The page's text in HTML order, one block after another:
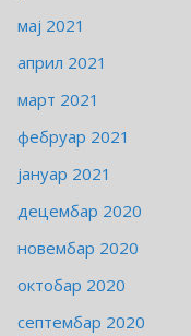
мај 2021
април 2021
март 2021
фебруар 2021
јануар 2021
децембар 2020
новембар 2020
октобар 2020
септембар 2020